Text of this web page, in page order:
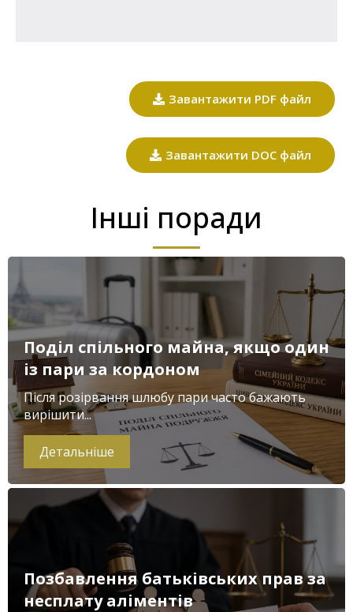
Завантажити PDF файл
Завантажити DOC файл
Інші поради
Поділ спільного майна, якщо один
із пари за кордоном
Після розірвання шлюбу пари часто бажають
вирішити...
Детальніше
Позбавлення батьківських прав за
несплату аліментів